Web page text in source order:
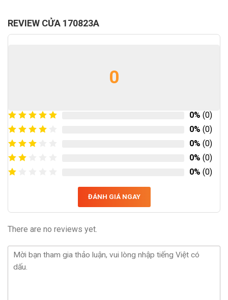
REVIEW CỬA 170823A
0
0% (0)
0% (0)
0% (0)
0% (0)
0% (0)
ĐÁNH GIÁ NGAY
There are no reviews yet.